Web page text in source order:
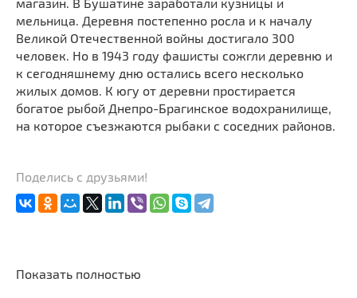
мельница. Деревня постепенно росла и к началу
Великой Отечественной войны достигало 300
человек. Но в 1943 году фашисты сожгли деревню и
к сегодняшнему дню остались всего несколько
жилых домов. К югу от деревни простирается
богатое рыбой Днепро-Брагинское водохранилище,
на которое съезжаются рыбаки с соседних районов.
Поделись с друзьями!
Показать полностью